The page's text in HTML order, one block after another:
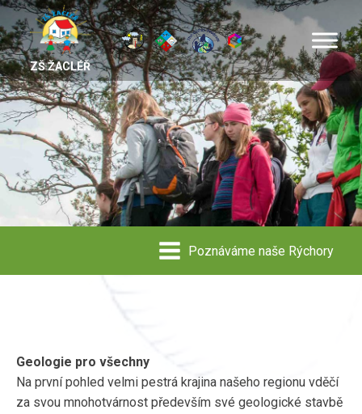
ZŠ ŽACLÉŘ
Poznáváme naše Rýchory
Geologie pro všechny
Na první pohled velmi pestrá krajina našeho regionu vděčí
za svou mnohotvárnost především své geologické stavbě